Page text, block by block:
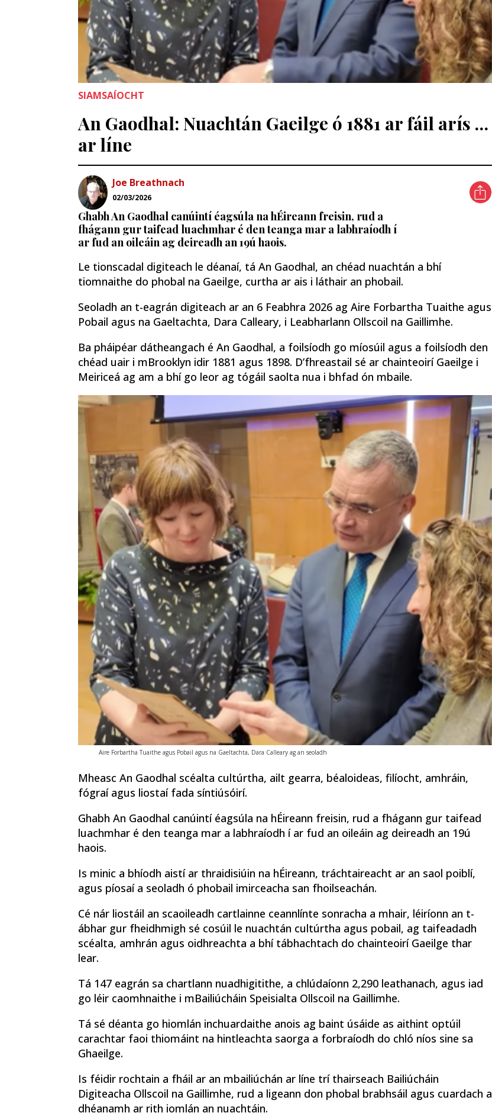
SIAMSAÍOCHT
An Gaodhal: Nuachtán Gaeilge ó 1881 ar fáil arís …
ar líne
Joe Breathnach
02/03/2026
Ghabh An Gaodhal canúintí éagsúla na hÉireann freisin, rud a
fhágann gur taifead luachmhar é den teanga mar a labhraíodh í
ar fud an oileáin ag deireadh an 19ú haois.
Le tionscadal digiteach le déanaí, tá An Gaodhal, an chéad nuachtán a bhí
tiomnaithe do phobal na Gaeilge, curtha ar ais i láthair an phobail.
Seoladh an t-eagrán digiteach ar an 6 Feabhra 2026 ag Aire Forbartha Tuaithe agus
Pobail agus na Gaeltachta, Dara Calleary, i Leabharlann Ollscoil na Gaillimhe.
Ba pháipéar dátheangach é An Gaodhal, a foilsíodh go míosúil agus a foilsíodh den
chéad uair i mBrooklyn idir 1881 agus 1898. D’fhreastail sé ar chainteoirí Gaeilge i
Meiriceá ag am a bhí go leor ag tógáil saolta nua i bhfad ón mbaile.
Aire Forbartha Tuaithe agus Pobail agus na Gaeltachta, Dara Calleary ag an seoladh
Mheasc An Gaodhal scéalta cultúrtha, ailt gearra, béaloideas, filíocht, amhráin,
fógraí agus liostaí fada síntiúsóirí.
Ghabh An Gaodhal canúintí éagsúla na hÉireann freisin, rud a fhágann gur taifead
luachmhar é den teanga mar a labhraíodh í ar fud an oileáin ag deireadh an 19ú
haois.
Is minic a bhíodh aistí ar thraidisiúin na hÉireann, tráchtaireacht ar an saol poiblí,
agus píosaí a seoladh ó phobail imirceacha san fhoilseachán.
Cé nár liostáil an scaoileadh cartlainne ceannlínte sonracha a mhair, léiríonn an t-
ábhar gur fheidhmigh sé cosúil le nuachtán cultúrtha agus pobail, ag taifeadadh
scéalta, amhrán agus oidhreachta a bhí tábhachtach do chainteoirí Gaeilge thar
lear.
Tá 147 eagrán sa chartlann nuadhigitithe, a chlúdaíonn 2,290 leathanach, agus iad
go léir caomhnaithe i mBailiúcháin Speisialta Ollscoil na Gaillimhe.
Tá sé déanta go hiomlán inchuardaithe anois ag baint úsáide as aithint optúil
carachtar faoi thiomáint na hintleachta saorga a forbraíodh do chló níos sine sa
Ghaeilge.
Is féidir rochtain a fháil ar an mbailiúchán ar líne trí thairseach Bailiúcháin
Digiteacha Ollscoil na Gaillimhe, rud a ligeann don phobal brabhsáil agus cuardach a
dhéanamh ar rith iomlán an nuachtáin.